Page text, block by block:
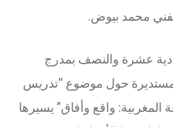
محمد بيوض.
عشرة والنصف بمدرج
مستديرة حول موضوع “تدريس
المغربية: واقع وأفاق” يسيرها